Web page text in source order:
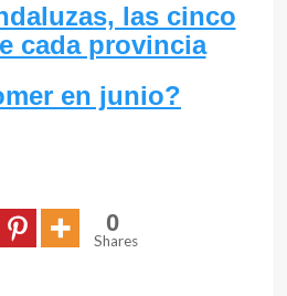
las cinco
cada provincia
en junio?
0
Shares